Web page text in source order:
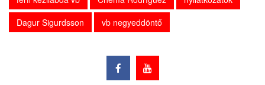
Dagur Sigurdsson
vb negyeddöntő